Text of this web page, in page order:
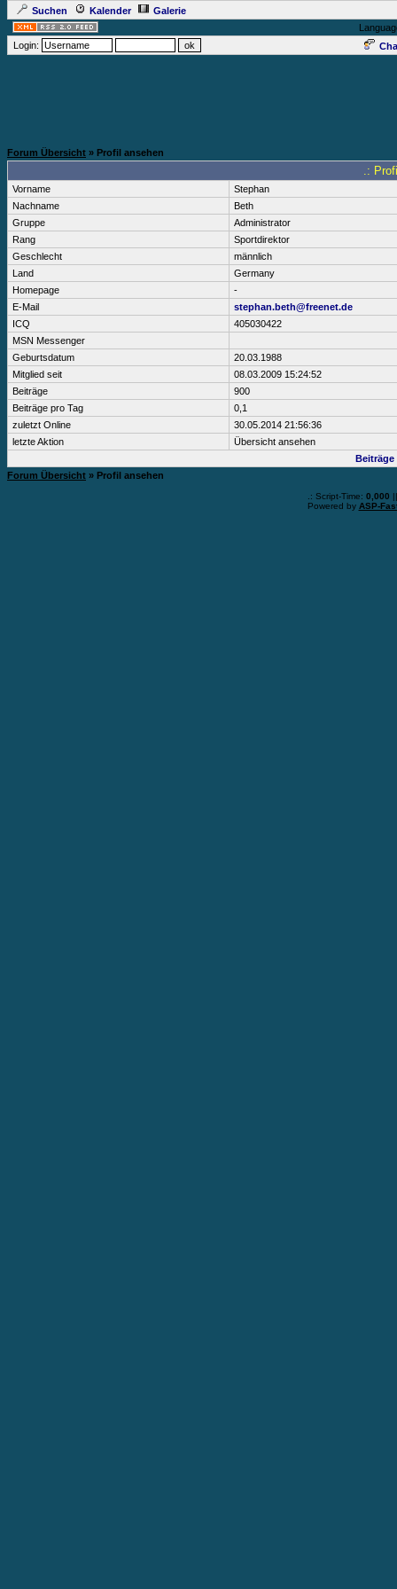
Suchen Kalender
Galerie
Login:
Forum Übersicht » Profil ansehen
.:
Vorname
Stephan
Nachname
Beth
Gruppe
Administrator
Rang
Sportdirektor
Geschlecht
männlich
Land
Germany
Homepage
-
E-Mail
stephan.beth@freenet.de
ICQ
405030422
MSN Messenger
Geburtsdatum
20.03.1988
Mitglied seit
08.03.2009 15:24:52
Beiträge
900
Beiträge pro Tag
0,1
zuletzt Online
30.05.2014 21:56:36
letzte Aktion
Übersicht ansehen
Beiträge
Forum Übersicht » Profil ansehen
.: Script-Time: 0,000
Powered by ASP-